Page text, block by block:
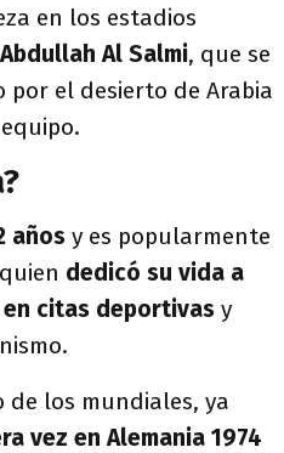
en los estadios
Al Salmi, que se
por el desierto de Arabia
años y es popularmente
quien dedicó su vida a
citas deportivas y
de los mundiales, ya
vez en Alemania 1974